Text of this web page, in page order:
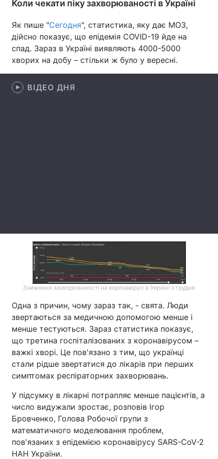
Архів Вакансії
Контакти
Коли чекати піку захворюваності в Україні
Як пише "Сегодня", статистика, яку дає МОЗ,
дійсно показує, що епідемія COVID-19 йде на
спад. Зараз в Україні виявляють 4000-5000
хворих на добу – стільки ж було у вересні.
ВІДЕО ДНЯ
Зниження захворюваності на коронавірус в Україні з грудня
Одна з причин, чому зараз так, - свята. Люди
звертаються за медичною допомогою менше і
менше тестуються. Зараз статистика показує,
що третина госпіталізованих з коронавірусом –
важкі хворі. Це пов'язано з тим, що українці
стали рідше звертатися до лікарів при перших
симптомах респіраторних захворювань.
У підсумку в лікарні потрапляє менше пацієнтів, а
число видужали зростає, розповів Ігор
Бровченко, Голова Робочої групи з
математичного моделювання проблем,
пов'язаних з епідемією коронавірусу SARS-CoV-2
НАН України.